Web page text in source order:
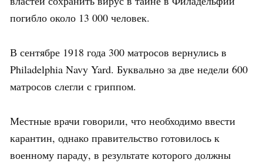
погибло около 13 000 человек.
В сентябре 1918 года 300 матросов вернулись в
Philadelphia Navy Yard. Буквально за две недели 600
матросов слегли с гриппом.
Местные врачи говорили, что необходимо ввести
карантин, однако правительство готовилось к
военному параду, в результате которого должны